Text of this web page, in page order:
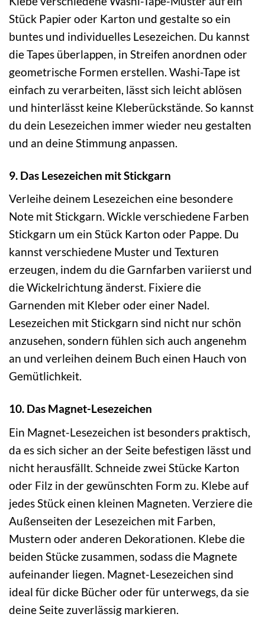
Stück Papier oder Karton und gestalte so ein
buntes und individuelles Lesezeichen. Du kannst
die Tapes überlappen, in Streifen anordnen oder
geometrische Formen erstellen. Washi-Tape ist
einfach zu verarbeiten, lässt sich leicht ablösen
und hinterlässt keine Kleberückstände. So kannst
du dein Lesezeichen immer wieder neu gestalten
und an deine Stimmung anpassen.
9. Das Lesezeichen mit Stickgarn
Verleihe deinem Lesezeichen eine besondere
Note mit Stickgarn. Wickle verschiedene Farben
Stickgarn um ein Stück Karton oder Pappe. Du
kannst verschiedene Muster und Texturen
erzeugen, indem du die Garnfarben variierst und
die Wickelrichtung änderst. Fixiere die
Garnenden mit Kleber oder einer Nadel.
Lesezeichen mit Stickgarn sind nicht nur schön
anzusehen, sondern fühlen sich auch angenehm
an und verleihen deinem Buch einen Hauch von
Gemütlichkeit.
10. Das Magnet-Lesezeichen
Ein Magnet-Lesezeichen ist besonders praktisch,
da es sich sicher an der Seite befestigen lässt und
nicht herausfällt. Schneide zwei Stücke Karton
oder Filz in der gewünschten Form zu. Klebe auf
jedes Stück einen kleinen Magneten. Verziere die
Außenseiten der Lesezeichen mit Farben,
Mustern oder anderen Dekorationen. Klebe die
beiden Stücke zusammen, sodass die Magnete
aufeinander liegen. Magnet-Lesezeichen sind
ideal für dicke Bücher oder für unterwegs, da sie
deine Seite zuverlässig markieren.